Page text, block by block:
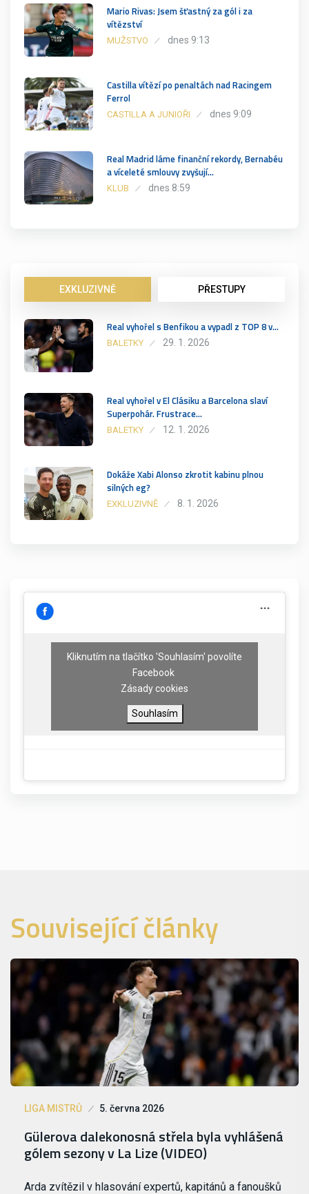
Mario Rivas: Jsem šťastný za gól i za
vítězství
MUŽSTVO dnes 9:13
Castilla vítězí po penaltách nad Racingem
Ferrol
CASTILLA A JUNIOŘI dnes 9:09
Real Madrid láme finanční rekordy, Bernabéu
a víceleté smlouvy zvyšují…
KLUB dnes 8:59
EXKLUZIVNĚ PŘESTUPY
Real vyhořel s Benfikou a vypadl z TOP 8 v…
BALETKY 29. 1. 2026
Real vyhořel v El Clásiku a Barcelona slaví
Superpohár. Frustrace…
BALETKY 12. 1. 2026
Dokáže Xabi Alonso zkrotit kabinu plnou
silných eg?
EXKLUZIVNĚ 8. 1. 2026
Kliknutím na tlačítko 'Souhlasím' povolíte
Facebook
Zásady cookies
Souhlasím
Související články
LIGA MISTRŮ 5. června 2026
Gülerova dalekonosná střela byla vyhlášená
gólem sezony v La Lize (VIDEO)
Arda zvítězil v hlasování expertů, kapitánů a fanoušků